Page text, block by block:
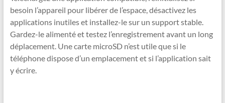
besoin l’appareil pour libérer de l’espace, désactivez les
applications inutiles et installez-le sur un support stable.
Gardez-le alimenté et testez l’enregistrement avant un long
déplacement. Une carte microSD n’est utile que si le
téléphone dispose d’un emplacement et si l’application sait
y écrire.